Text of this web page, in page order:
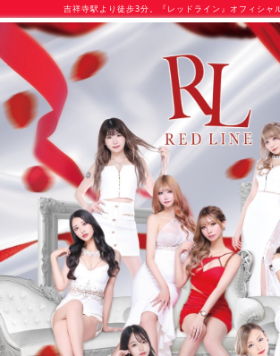
吉祥寺駅より徒歩3分。『レッドライン』オフィシャ